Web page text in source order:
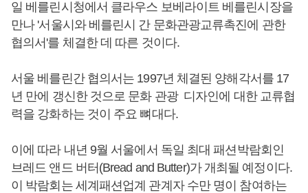
일 베를린시청에서 클라우스 보베라이트 베를린시장을
만나 '서울시와 베를린시 간 문화관광교류촉진에 관한
협의서'를 체결한 데 따른 것이다.
서울 베를린간 협의서는 1997년 체결된 양해각서를 17
년 만에 갱신한 것으로 문화 관광 디자인에 대한 교류협
력을 강화하는 것이 주요 뼈대다.
이에 따라 내년 9월 서울에서 독일 최대 패션박람회인
브레드 앤드 버터(Bread and Butter)가 개최될 예정이다.
이 박람회는 세계패션업계 관계자 수만 명이 참여하는